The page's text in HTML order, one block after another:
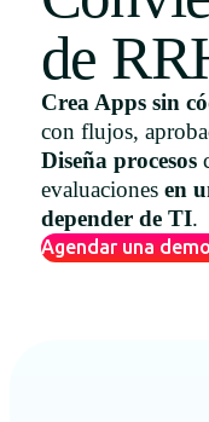
Uruguay
USA
Español
English
de
Crea Apps sin
con flujos,
Diseña procesos
evaluaciones en
depender de TI.
Agendar una